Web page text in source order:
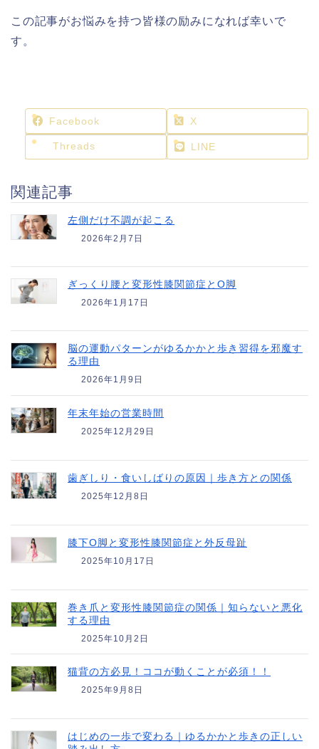
この記事がお悩みを持つ皆様の励みになれば幸いで
す。
Facebook X
Threads LINE
関連記事
左側だけ不調が起こる
2026年2月7日
ぎっくり腰と変形性膝関節症とO脚
2026年1月17日
脳の運動パターンがゆるかかと歩き習得を邪魔す
る理由
2026年1月9日
年末年始の営業時間
2025年12月29日
歯ぎしり・食いしばりの原因｜歩き方との関係
2025年12月8日
膝下O脚と変形性膝関節症と外反母趾
2025年10月17日
巻き爪と変形性膝関節症の関係｜知らないと悪化
する理由
2025年10月2日
猫背の方必見！ココが動くことが必須！！
2025年9月8日
はじめの一歩で変わる｜ゆるかかと歩きの正しい